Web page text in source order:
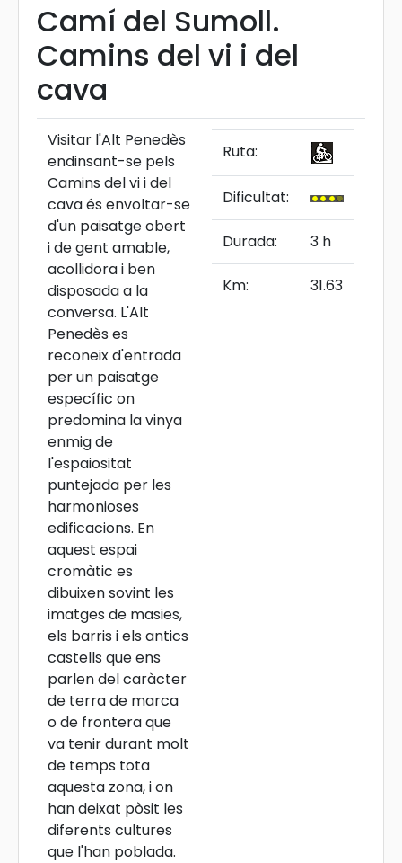
Camí del Sumoll.
Camins del vi i del
cava
Visitar l'Alt Penedès
endinsant-se pels
Camins del vi i del
cava és envoltar-se
d'un paisatge obert
i de gent amable,
acollidora i ben
disposada a la
conversa. L'Alt
Penedès es
reconeix d'entrada
per un paisatge
específic on
predomina la vinya
enmig de
l'espaiositat
puntejada per les
harmonioses
edificacions. En
aquest espai
cromàtic es
dibuixen sovint les
imatges de masies,
els barris i els antics
castells que ens
parlen del caràcter
de terra de marca
o de frontera que
va tenir durant molt
de temps tota
aquesta zona, i on
han deixat pòsit les
diferents cultures
que l'han poblada.
Ruta:
Dificultat:
Durada: 3 h
Km: 31.63